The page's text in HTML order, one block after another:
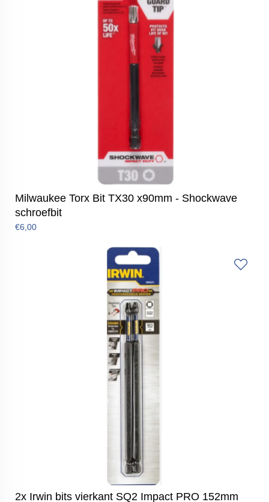
Milwaukee Torx Bit TX30 x90mm - Shockwave
schroefbit
€6,00
2x Irwin bits vierkant SQ2 Impact PRO 152mm